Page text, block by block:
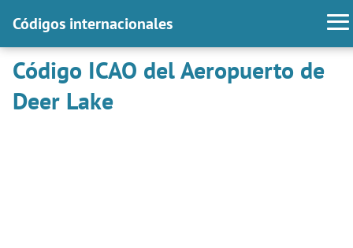
Códigos internacionales
Código ICAO del Aeropuerto de
Deer Lake